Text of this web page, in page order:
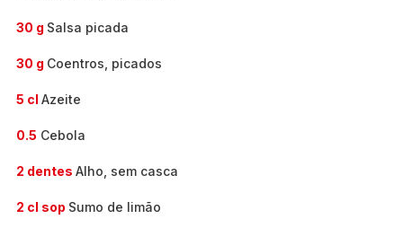
30 g Salsa picada
30 g Coentros, picados
5 cl Azeite
0.5 Cebola
2 dentes Alho, sem casca
2 cl sop Sumo de limão